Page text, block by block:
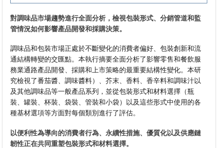
對調味品市場趨勢進行全面分析，檢視包裝形式、分銷管道和監
管情況如何影響產品開發和採購決策。
調味品和包裝市場正處於不斷變化的消費者偏好、包裝創新和流
通結構轉變的交匯點。本執行摘要全面分析了影響零售和餐飲服
務業通路產品開發、採購和上市策略的最重要結構性變化。本研
究檢視了番茄醬、調味醬料）、芥末、香料、香辛料和調味汁以
及其他調味品等一般產品系列，並從包裝形式和材料選擇（瓶
裝、罐裝、杯裝、袋裝、管裝和小袋）以及這些形式中使用的各
種基材選項等方面對每個類別進行了評估。
以便利性為導向的消費者行為、永續性措施、優質化以及供應鏈
韌性正在共同重塑包裝形式和材料選擇。